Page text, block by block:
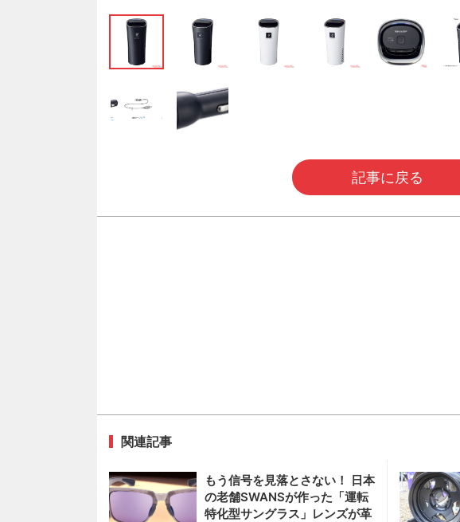
記事に戻る
関連記事
もう信号を見落とさない！ 日本
の老舗SWANSが作った「運転
特化型サングラス」レンズが革